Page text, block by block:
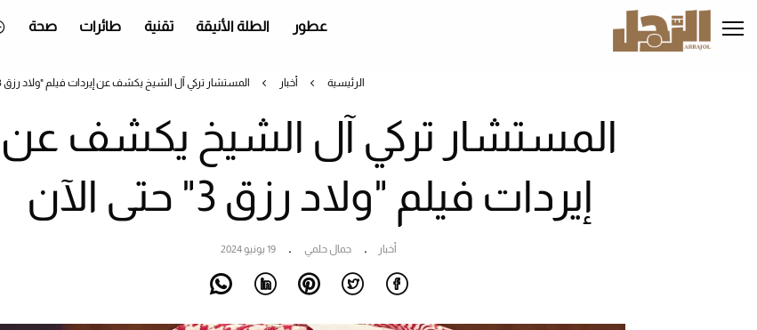
إلى
المحتوى
عطور الطلة الأنيقة تقنية طائرات صحة
الرئيسية أخبار المستشار تركي آل الشيخ يكشف عن إيردات فيلم "ولاد رزق 3" حتى الآن
المستشار تركي آل الشيخ يكشف عن
إيردات فيلم "ولاد رزق 3" حتى الآن
أخبار جمال حلمي 19 يونيو 2024